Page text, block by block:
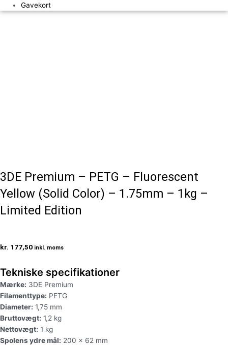
Gavekort
3DE Premium – PETG – Fluorescent
Yellow (Solid Color) – 1.75mm – 1kg –
Limited Edition
kr. 177,50 inkl. moms
Tekniske specifikationer
Mærke: 3DE Premium
Filamenttype: PETG
Diameter: 1,75 mm
Bruttovægt: 1,2 kg
Nettovægt: 1 kg
Spolens ydre mål: 200 x 62 mm